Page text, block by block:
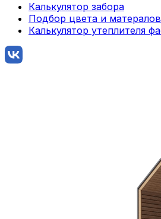
Калькулятор забора
Подбор цвета и матералов
Калькулятор утеплителя